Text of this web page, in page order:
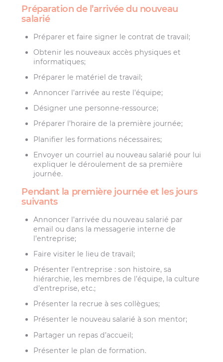
Préparation de l’arrivée du nouveau
salarié
Préparer et faire signer le contrat de travail;
Obtenir les nouveaux accès physiques et
informatiques;
Préparer le matériel de travail;
Annoncer l’arrivée au reste l’équipe;
Désigner une personne-ressource;
Préparer l’horaire de la première journée;
Planifier les formations nécessaires;
Envoyer un courriel au nouveau salarié pour lui
expliquer le déroulement de sa première
journée.
Pendant la première journée et les jours
suivants
Annoncer l’arrivée du nouveau salarié par
email ou dans la messagerie interne de
l’entreprise;
Faire visiter le lieu de travail;
Présenter l’entreprise : son histoire, sa
hiérarchie, les membres de l’équipe, la culture
d’entreprise, etc.;
Présenter la recrue à ses collègues;
Présenter le nouveau salarié à son mentor;
Partager un repas d’accueil;
Présenter le plan de formation.